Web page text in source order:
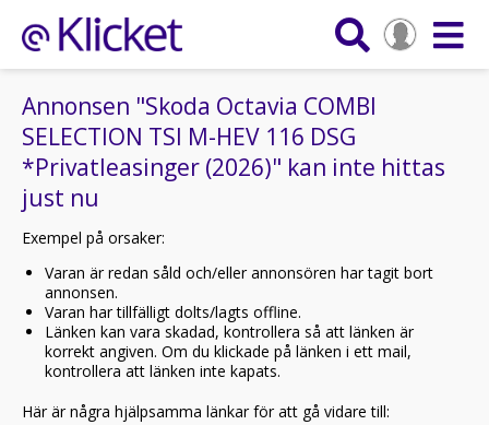
Annonsen "Skoda Octavia COMBI
SELECTION TSI M-HEV 116 DSG
*Privatleasinger (2026)" kan inte hittas
just nu
Exempel på orsaker:
Varan är redan såld och/eller annonsören har tagit bort
annonsen.
Varan har tillfälligt dolts/lagts offline.
Länken kan vara skadad, kontrollera så att länken är
korrekt angiven. Om du klickade på länken i ett mail,
kontrollera att länken inte kapats.
Här är några hjälpsamma länkar för att gå vidare till: